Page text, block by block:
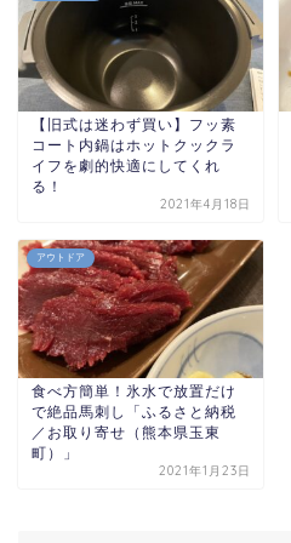
【旧式は迷わず買い】フッ素
コート内鍋はホットクックラ
イフを劇的快適にしてくれ
る！
2021年4月18日
アウトドア
食べ方簡単！氷水で放置だけ
で絶品馬刺し「ふるさと納税
／お取り寄せ（熊本県玉東
町）」
2021年1月23日